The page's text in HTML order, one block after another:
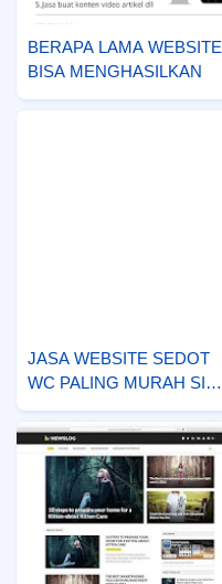
BERAPA LAMA WEBSITE
BISA MENGHASILKAN
JASA WEBSITE SEDOT
WC PALING MURAH SIAP
PAKAI